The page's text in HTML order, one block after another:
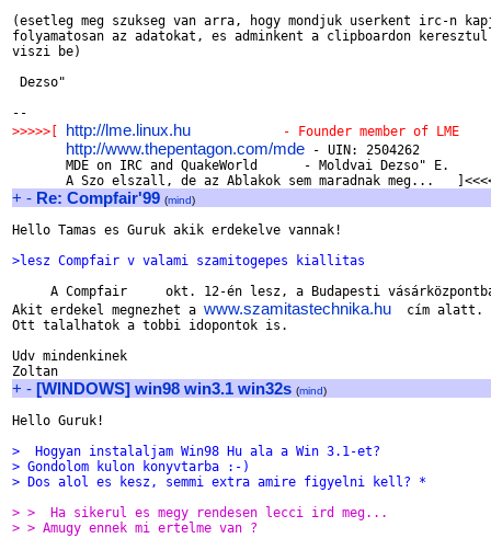
(esetleg meg szukseg van arra, hogy mondjuk userkent irc-n
folyamatosan az adatokat, es adminkent a clipboardon keresztul
viszi be)
Dezso"
>>>>>[ http://lme.linux.hu
            - Founder member of LME
http://www.thepentagon.com/mde - UIN: 2504262
MDE on IRC and QuakeWorld      - Moldvai Dezso"
+ - Re: Compfair'99 (mind)
Hello Tamas es Guruk akik erdekelve vannak!
>lesz Compfair v valami szamitogepes kiallitas
A Compfair     okt. 12-én lesz, a Budapesti
Akit erdekel megnezhet a www.szamitastechnika.hu
  cím alatt.
Ott talalhatok a tobbi idopontok is.
Udv mindenkinek
+ - [WINDOWS] win98 win3.1 win32s (mind)
Hello Guruk!
>  Hogyan instalaljam Win98 Hu ala a Win 3.1-et?
> Gondolom kulon konyvtarba :-)
> Dos alol es kesz, semmi extra amire figyelni kell? *
> >  Ha sikerul es megy rendesen lecci ird meg...
> > Amugy ennek mi ertelme van ?